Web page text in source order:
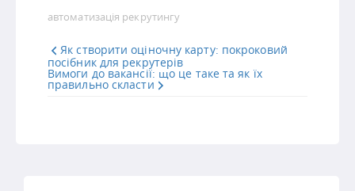
автоматизація рекрутингу
Як створити оціночну карту: покроковий
посібник для рекрутерів
Вимоги до вакансії: що це таке та як їх
правильно скласти